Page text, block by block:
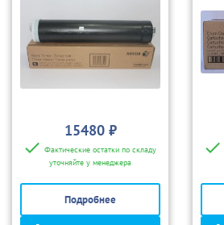
15480 ₽
Фактические остатки по складу
уточняйте у менеджера
Подробнее